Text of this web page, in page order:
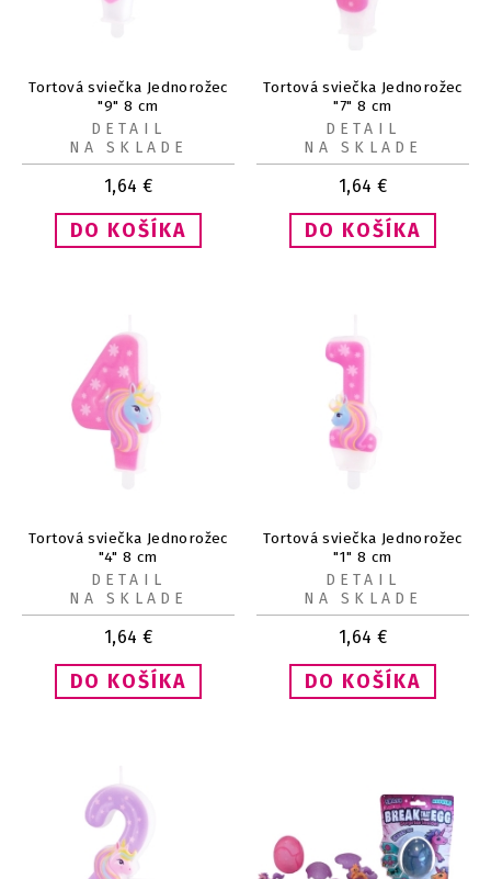
Tortová sviečka Jednorožec
"9" 8 cm
1,64 €
DETAIL
NA SKLADE
Tortová sviečka Jednorožec
"7" 8 cm
1,64 €
DETAIL
NA SKLADE
Tortová sviečka Jednorožec
"4" 8 cm
1,64 €
DETAIL
NA SKLADE
Tortová sviečka Jednorožec
"1" 8 cm
1,64 €
DETAIL
NA SKLADE